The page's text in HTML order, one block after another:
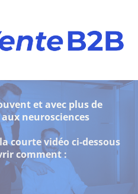
et avec plus de
neurosciences
courte vidéo ci-dessous
comment :